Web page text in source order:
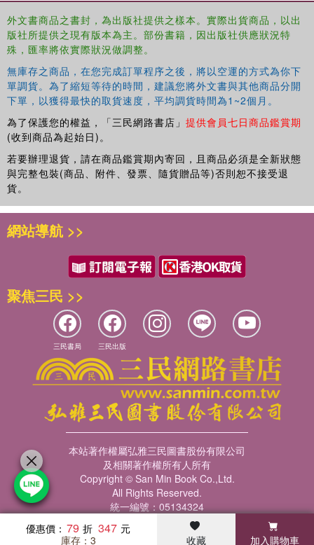
外文書商品之書封，為出版社提供之樣本。實際出貨商品，以出
版社所提供之現有版本為主。部份書籍，因出版社供應狀況特
殊，匯率將依實際狀況做調整。
無庫存之商品，在您完成訂單程序之後，將以空運的方式為你下
單調貨。為了縮短等待的時間，建議您將外文書與其他商品分開
下單，以獲得最快的取貨速度，平均調貨時間為1~2個月。
為了保護您的權益，「三民網路書店」 提供會員七日商品鑑賞期
(收到商品為起始日)。
若要辦理退貨，請在商品鑑賞期內寄回，且商品必須是全新狀態
與完整包裝(商品、附件、發票、隨貨贈品等)否則恕不接受退
貨。
優惠價： 79 347
庫存：3 收藏 加入購物車
客服中心 瀏覽紀錄 會員專區
網站導航 >>
聚焦三民 >>
三民書局 三民出版
本站著作權屬弘雅三民圖書股份有限公司
及相關著作權所有人所有
Copyright © San Min Book Co.,Ltd.
All Rights Reserved.
統一編號：05134324